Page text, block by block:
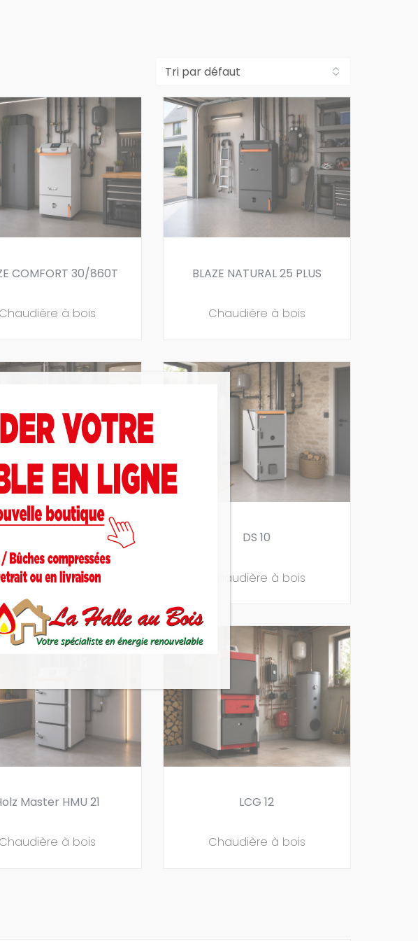
COMFORT 30/860T
Chaudière à bois
BLAZE NATURAL 25 PLUS
Chaudière à bois
40/860T LAMBDA
à bois
DS 10
Chaudière à bois
Master HMU 21
Chaudière à bois
LCG 12
Chaudière à bois